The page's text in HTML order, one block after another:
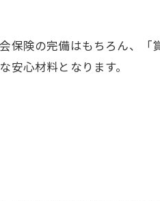
保険の完備はもちろん、
心材料となります。